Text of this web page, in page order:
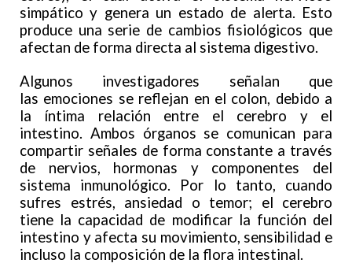
simpático y genera un estado de alerta. Esto
produce una serie de cambios fisiológicos que
afectan de forma directa al sistema digestivo.
Algunos investigadores señalan que
las emociones se reflejan en el colon, debido a
la íntima relación entre el cerebro y el
intestino. Ambos órganos se comunican para
compartir señales de forma constante a través
de nervios, hormonas y componentes del
sistema inmunológico. Por lo tanto, cuando
sufres estrés, ansiedad o temor; el cerebro
tiene la capacidad de modificar la función del
intestino y afecta su movimiento, sensibilidad e
incluso la composición de la flora intestinal.